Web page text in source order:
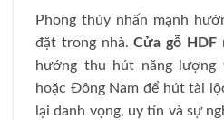
Phong thủy nhấn mạnh
đặt trong nhà.Cửa gỗ HDF
hướng thu hút năng
hoặc Đông Nam để hút tài
lại danh vọng, uy tín và sự